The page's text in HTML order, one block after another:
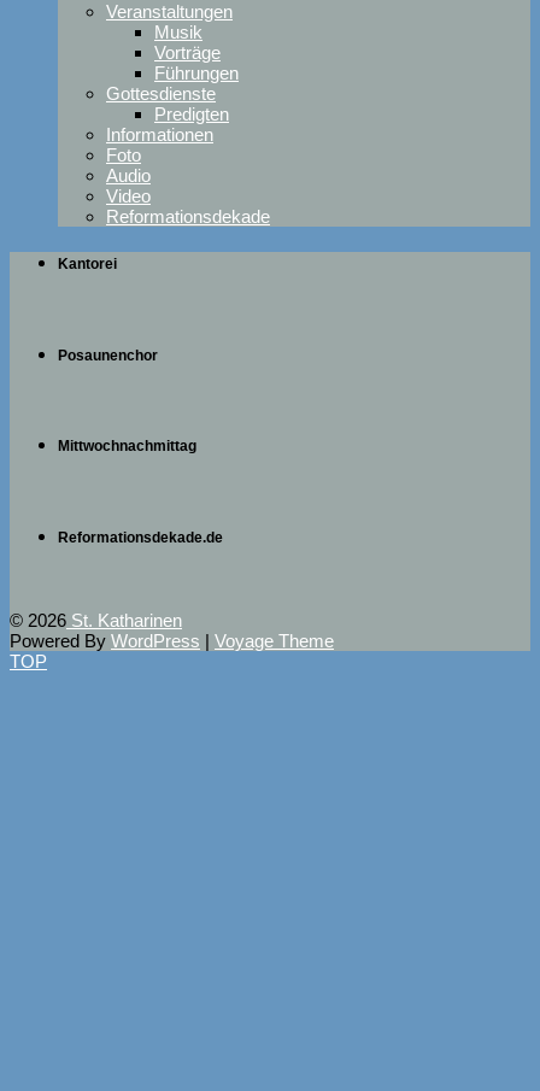
Veranstaltungen
Musik
Vorträge
Führungen
Gottesdienste
Predigten
Informationen
Foto
Audio
Video
Reformationsdekade
Kantorei
Posaunenchor
Mittwochnachmittag
Reformationsdekade.de
© 2026 St. Katharinen
Powered By WordPress | Voyage Theme
TOP